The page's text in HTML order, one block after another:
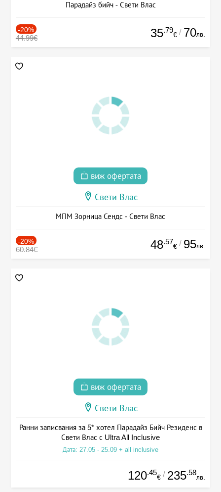
Парадайз бийч - Свети Влас
-20%
44.99€ 35.79
€ / 70лв.
виж офертата
Свети Влас
МПМ Зорница Сендс - Свети Влас
-20%
60.84€ 48.57
€ / 95лв.
виж офертата
Свети Влас
Ранни записвания за 5* хотел Парадайз Бийч Резиденс в
Свети Влас с Ultra All Inclusive
Дата: 27.05 - 25.09 + all inclusive
120.45
€ / 235.58
лв.